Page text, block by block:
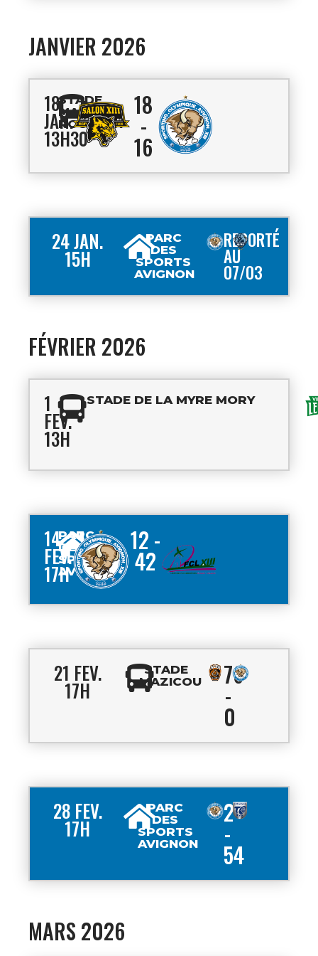
JANVIER 2026
18
JAN.
13H30
STADE
MARCEL
ROUSTAN
18
-
16
24 JAN.
15H
PARC
DES
SPORTS
AVIGNON
REPORTÉ
AU
07/03
FÉVRIER 2026
1
FEV.
13H
STADE DE LA MYRE MORY
14
FEV.
17H
PARC
DES
SPORTS
AVIGNON
12 -
42
21 FEV.
17H
STADE
MAZICOU
76
-
0
28 FEV.
17H
PARC
DES
SPORTS
AVIGNON
2
-
54
MARS 2026